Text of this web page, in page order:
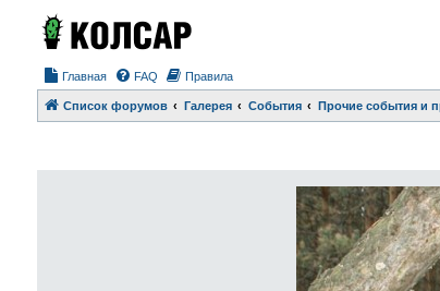
Главная FAQ Правила
Список форумов Галерея События Прочие события и